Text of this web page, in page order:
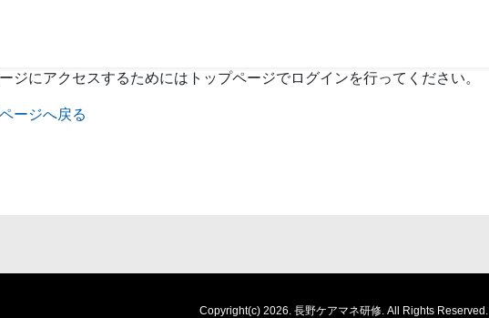
ジにアクセスするためにはトップページでログインを行ってください。
ージへ戻る
Copyright(c) 2026. 長野ケアマネ研修. All Rights Reserved.